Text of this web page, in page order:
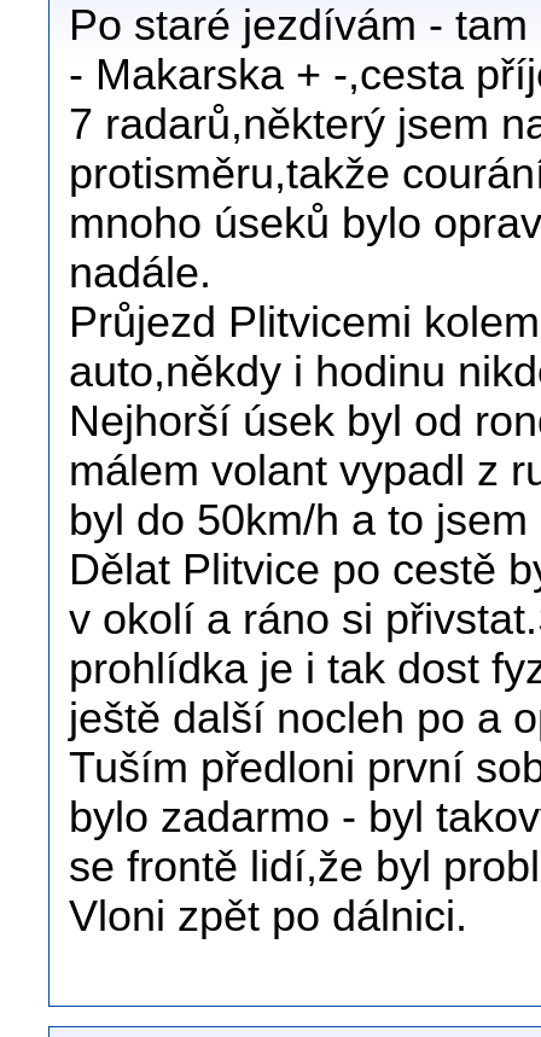
Po staré jezdívám -
- Makarska + -,cesta
7 radarů,některý jsem
protisměru,takže
mnoho úseků bylo
nadále.
Průjezd Plitvicemi
auto,někdy i hodinu
Nejhorší úsek byl od
málem volant vypadl z
byl do 50km/h a to
Dělat Plitvice po cestě
v okolí a ráno si
prohlídka je i tak dost
ještě další nocleh po a
Tuším předloni první
bylo zadarmo - byl
se frontě lidí,že byl
Vloni zpět po dálnici.